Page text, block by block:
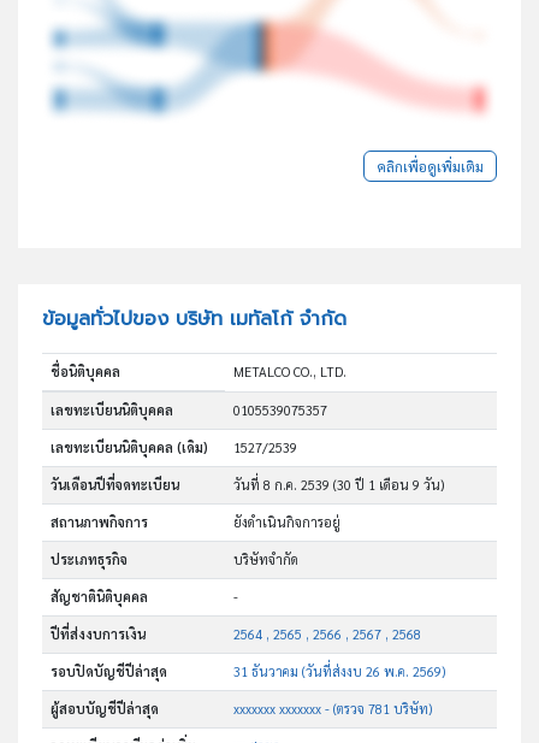
คลิกเพื่อดูเพิ่มเติม
ข้อมูลทั่วไปของ บริษัท เมทัลโก้ จำกัด
ชื่อนิติบุคคล METALCO CO., LTD.
เลขทะเบียนนิติบุคคล 0105539075357
เลขทะเบียนนิติบุคคล (เดิม) 1527/2539
วันเดือนปีที่จดทะเบียน วันที่ 8 ก.ค. 2539(30 ปี 1 เดือน 9 วัน)
สถานภาพกิจการ ยังดำเนินกิจการอยู่
ประเภทธุรกิจ บริษัทจำกัด
สัญชาตินิติบุคคล -
ปีที่ส่งงบการเงิน 2564 , 2565 , 2566 , 2567 , 2568
รอบปิดบัญชีปีล่าสุด 31 ธันวาคม (วันที่ส่งงบ 26 พ.ค. 2569)
ผู้สอบบัญชีปีล่าสุด xxxxxxx xxxxxxx - (ตรวจ 781 บริษัท)